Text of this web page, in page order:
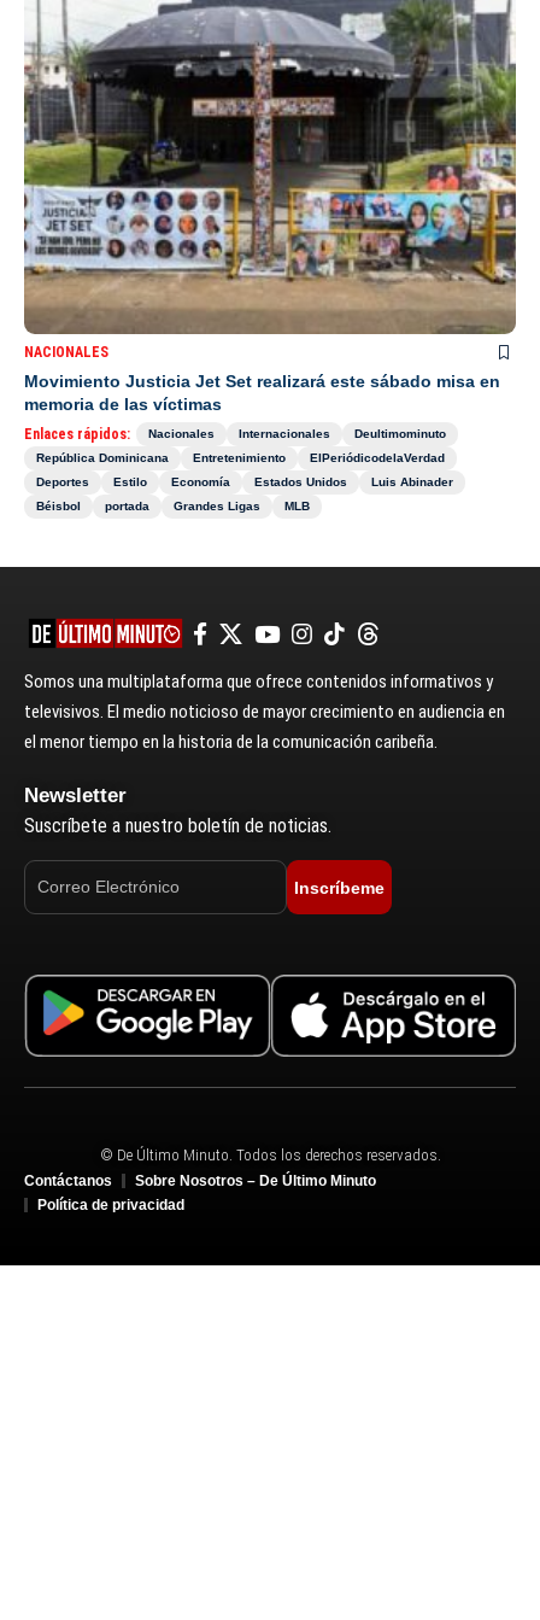
NACIONALES
Movimiento Justicia Jet Set realizará este sábado misa en
memoria de las víctimas
Enlaces rápidos: Nacionales Internacionales
Deultimominuto
República Dominicana
Entretenimiento
ElPeriódicodelaVerdad
Deportes
Estilo Economía Estados Unidos
Luis Abinader
Béisbol
portada Grandes Ligas MLB
Somos una multiplataforma que ofrece contenidos informativos y
televisivos. El medio noticioso de mayor crecimiento en audiencia en
el menor tiempo en la historia de la comunicación caribeña.
Newsletter
Suscríbete a nuestro boletín de noticias.
Inscríbeme
© De Último Minuto. Todos los derechos reservados.
Contáctanos
Sobre Nosotros – De Último Minuto
Política de privacidad